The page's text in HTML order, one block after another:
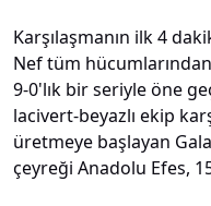
Karşılaşmanın ilk 4
Nef tüm
9-0'lık bir seriyle öne
lacivert-beyazlı ekip
üretmeye başlayan
çeyreği Anadolu Efes,